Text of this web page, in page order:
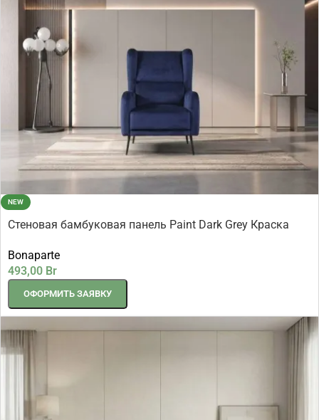
NEW
Стеновая бамбуковая панель Paint Dark Grey Краска
Bonaparte
493,00 Br
ОФОРМИТЬ ЗАЯВКУ